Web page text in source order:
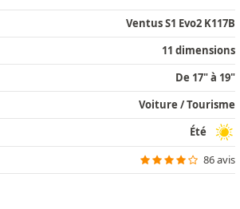
Ventus S1 Evo2 K117B
11 dimensions
De 17" à 19"
Voiture / Tourisme
Été
86 avis